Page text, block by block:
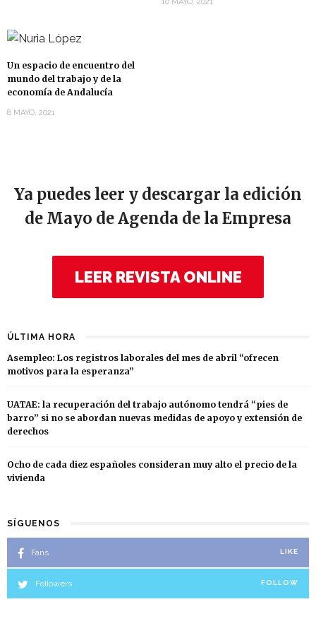
Un espacio de encuentro del
mundo del trabajo y de la
economía de Andalucía
8 MAYO, 2021
Ya puedes leer y descargar la edición
de Mayo de Agenda de la Empresa
LEER REVISTA ONLINE
ÚLTIMA HORA
Asempleo: Los registros laborales del mes de abril “ofrecen
motivos para la esperanza”
UATAE: la recuperación del trabajo autónomo tendrá “pies de
barro” si no se abordan nuevas medidas de apoyo y extensión de
derechos
Ocho de cada diez españoles consideran muy alto el precio de la
vivienda
SÍGUENOS
Fans LIKE
Followers FOLLOW